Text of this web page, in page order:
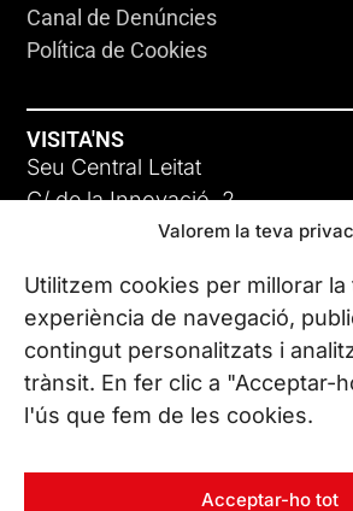
Valorem la teva
Utilitzem cookies per millorar la
experiència de navegació,
contingut personalitzats i
trànsit. En fer clic a "Acceptar-
l'ús que fem de les cookies.
Acceptar-ho tot
Canal de Denúncies
Política de Cookies
VISITA'NS
Seu Central Leitat
C/ de la Innovació, 2
08225 Terrassa, (Barcelona)
Coneix les nostres seus
CONTACTA’NS
Tel. (+34) 937 882 300